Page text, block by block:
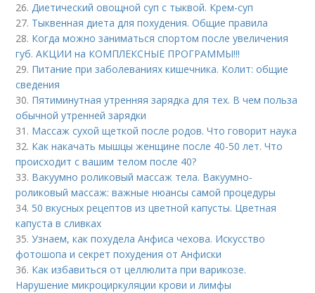
26.Диетический овощной суп с тыквой. Крем-суп
27. Тыквенная диета для похудения. Общие правила
28. Когда можно заниматься спортом после увеличения
губ. АКЦИИ на КОМПЛЕКСНЫЕ ПРОГРАММЫ!!!
29. Питание при заболеваниях кишечника. Колит: общие
сведения
30. Пятиминутная утренняя зарядка для тех. В чем польза
обычной утренней зарядки
31. Массаж сухой щеткой после родов. Что говорит наука
32. Как накачать мышцы женщине после 40-50 лет. Что
происходит с вашим телом после 40?
33. Вакуумно роликовый массаж тела. Вакуумно-
роликовый массаж: важные нюансы самой процедуры
34. 50 вкусных рецептов из цветной капусты. Цветная
капуста в сливках
35.Узнаем, как похудела Анфиса чехова. Искусство
фотошопа и секрет похудения от Анфиски
36. Как избавиться от целлюлита при варикозе.
Нарушение микроциркуляции крови и лимфы